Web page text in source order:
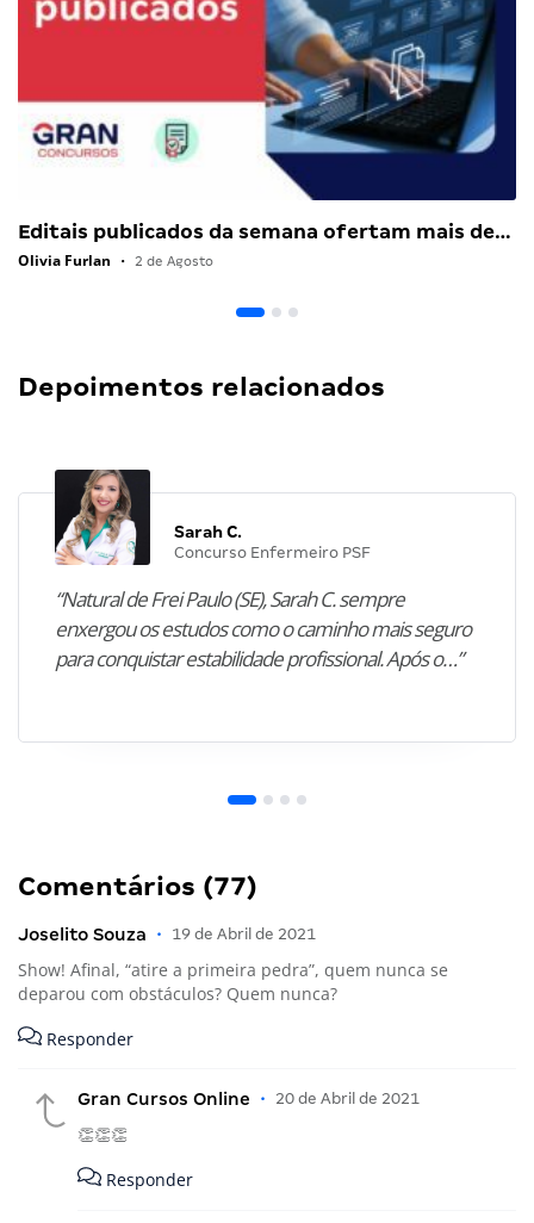
Editais publicados da semana ofertam mais de…
Olivia Furlan • 2 de Agosto
Depoimentos relacionados
Sarah C.
Concurso Enfermeiro PSF
“Natural de Frei Paulo (SE), Sarah C. sempre
enxergou os estudos como o caminho mais seguro
para conquistar estabilidade profissional. Após o…”
Comentários (77)
Joselito Souza • 19 de Abril de 2021
Show! Afinal, “atire a primeira pedra”, quem nunca se
deparou com obstáculos? Quem nunca?
Responder
Gran Cursos Online • 20 de Abril de 2021
👏👏👏
Responder